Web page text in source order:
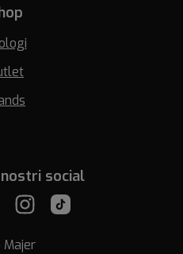
social
Majer